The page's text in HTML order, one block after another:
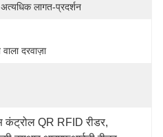
लागत-प्रदर्शन
दरवाज़ा
कंट्रोल QR RFID रीडर,